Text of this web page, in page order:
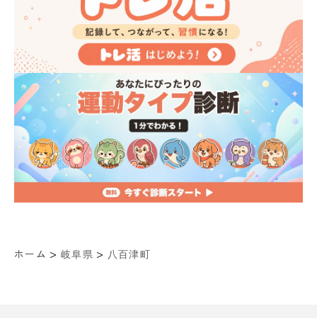
ホーム > 岐阜県 > 八百津町